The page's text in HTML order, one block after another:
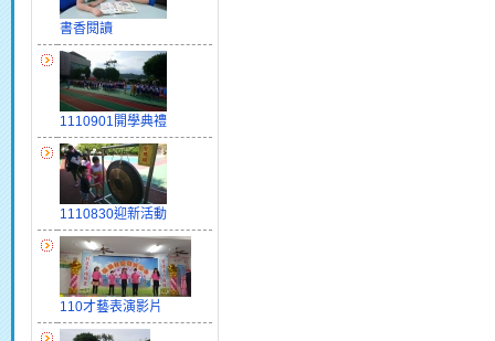
書香閱讀
1110901開學典禮
1110830迎新活動
110才藝表演影片